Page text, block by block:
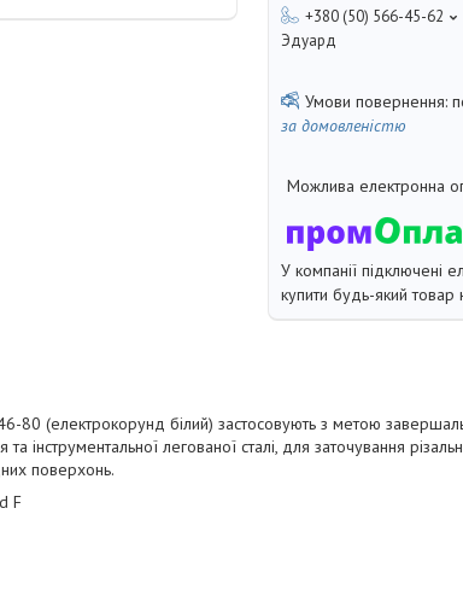
+380 (50) 566-45-62
Эдуард
за домовленістю
У компанії підключені
купити будь-який
80 (електрокорунд білий) застосовують з метою
інструментальної легованої сталі, для заточування
поверхонь.
F